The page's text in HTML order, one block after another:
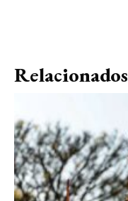
Relacionados